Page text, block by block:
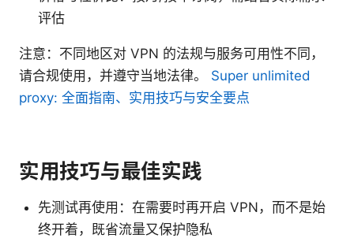
评估
注意：不同地区对 VPN 的法规与服务可用性不同，
请合规使用，并遵守当地法律。 Super unlimited
proxy: 全面指南、实用技巧与安全要点
实用技巧与最佳实践
先测试再使用：在需要时再开启 VPN，而不是始
终开着，既省流量又保护隐私